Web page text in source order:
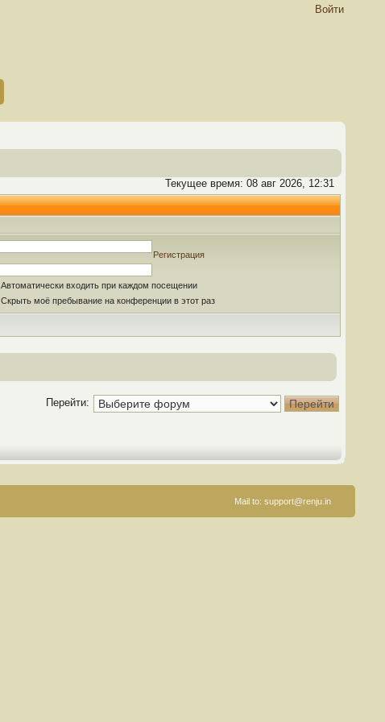
Войти
Текущее время: 08 авг 2026, 12:31
Регистрация
Автоматически входить при каждом посещении
Скрыть моё пребывание на конференции в этот раз
Перейти:
Mail to: support@renju.in